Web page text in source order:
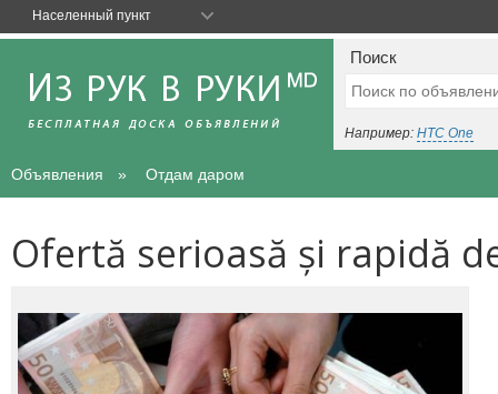
Поиск
Например: HTC One
Объявления Отдам даром
Ofertă serioasă și rapidă
Населенный пункт